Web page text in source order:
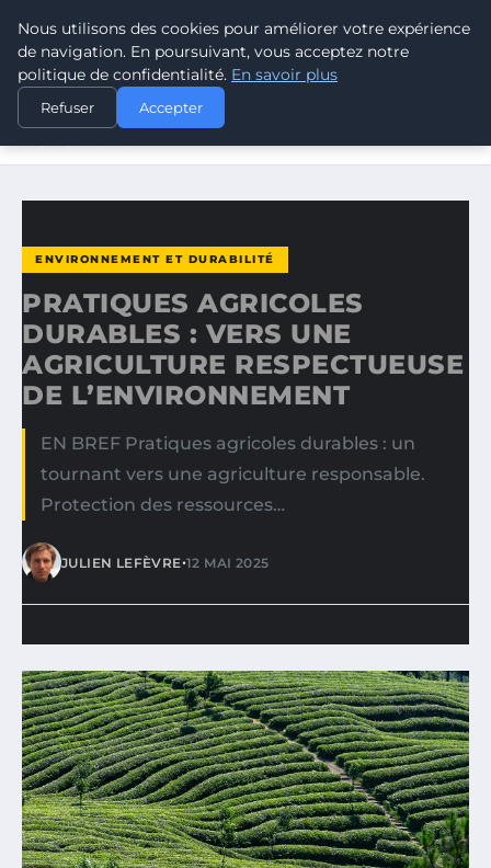
CLIMATE RESPONSE BLOG
ACCUEIL
ENVIRONNEMENT ET DURABILITÉ
PRATIQUES AGRICOLES DURABLES : VERS UNE
ENVIRONNEMENT ET DURABILITÉ
PRATIQUES AGRICOLES
DURABLES : VERS UNE
AGRICULTURE RESPECTUEUSE
DE L’ENVIRONNEMENT
EN BREF Pratiques agricoles durables : un
tournant vers une agriculture responsable.
Protection des ressources…
JULIEN LEFÈVRE•12 MAI 2025
Nous utilisons des cookies pour améliorer votre expérience
de navigation. En poursuivant, vous acceptez notre
politique de confidentialité. En savoir plus
Refuser Accepter